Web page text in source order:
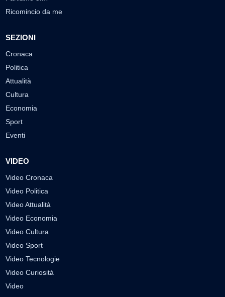
Ricomincio da me
SEZIONI
Cronaca
Politica
Attualità
Cultura
Economia
Sport
Eventi
VIDEO
Video Cronaca
Video Politica
Video Attualità
Video Economia
Video Cultura
Video Sport
Video Tecnologie
Video Curiosità
Video